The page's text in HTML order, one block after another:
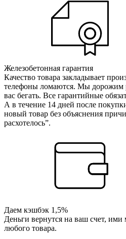
Железобетонная гарантия
Качество товара закладывает
телефоны ломаются. Мы дорожим
вас бегать. Все гарантийные
А в течение 14 дней после
новый товар без объяснения
расхотелось”.
Даем кэшбэк 1,5%
Деньги вернутся на ваш счет,
любого товара.